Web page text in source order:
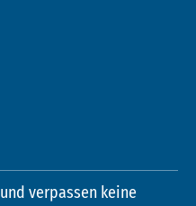
verpassen keine